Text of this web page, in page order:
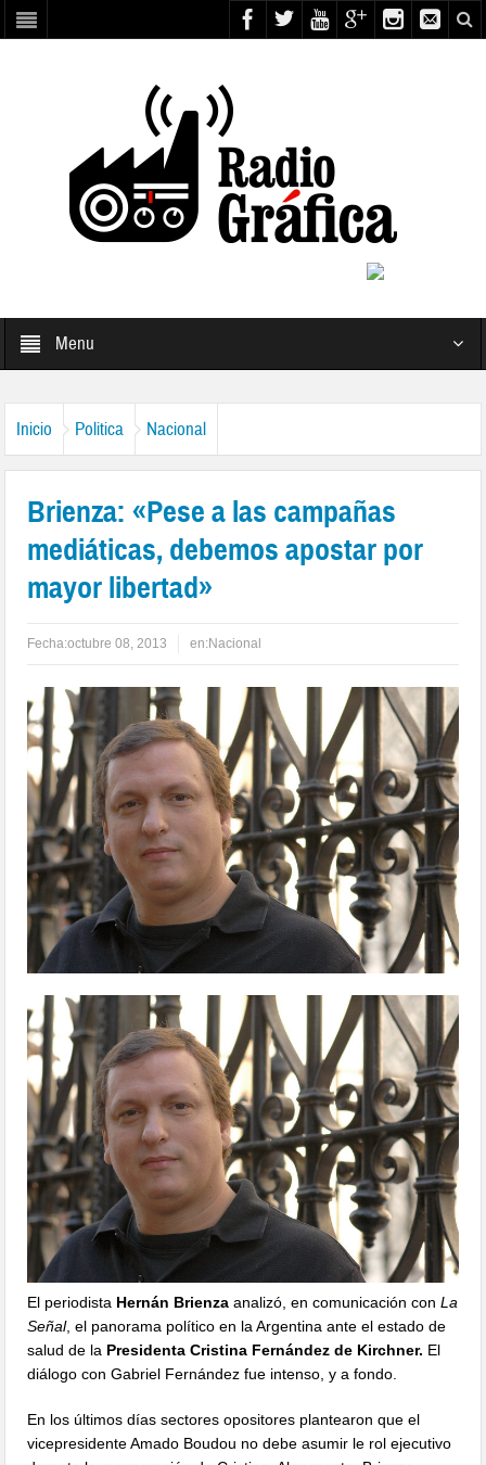
Menu
Inicio Politica Nacional
Brienza: «Pese a las campañas
mediáticas, debemos apostar por
mayor libertad»
Fecha:octubre 08, 2013 en:Nacional
El periodista Hernán Brienza analizó, en comunicación conLa
Señal, el panorama político en la Argentina ante el estado de
salud de la Presidenta Cristina Fernández de Kirchner. El
diálogo con Gabriel Fernández fue intenso, y a fondo.
En los últimos días sectores opositores plantearon que el
vicepresidente Amado Boudou no debe asumir le rol ejecutivo